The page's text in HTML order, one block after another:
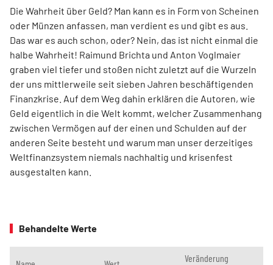
Die Wahrheit über Geld? Man kann es in Form von Scheinen
oder Münzen anfassen, man verdient es und gibt es aus.
Das war es auch schon, oder? Nein, das ist nicht einmal die
halbe Wahrheit! Raimund Brichta und Anton Voglmaier
graben viel tiefer und stoßen nicht zuletzt auf die Wurzeln
der uns mittlerweile seit sieben Jahren beschäftigenden
Finanzkrise. Auf dem Weg dahin erklären die Autoren, wie
Geld eigentlich in die Welt kommt, welcher Zusammenhang
zwischen Vermögen auf der einen und Schulden auf der
anderen Seite besteht und warum man unser derzeitiges
Weltfinanzsystem niemals nachhaltig und krisenfest
ausgestalten kann.
Behandelte Werte
Veränderung